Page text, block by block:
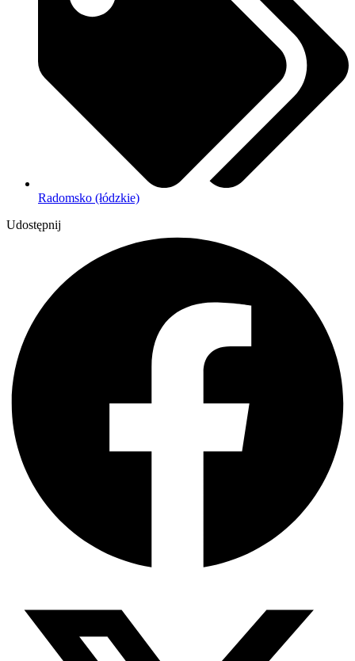
Radomsko (łódzkie)
Udostępnij